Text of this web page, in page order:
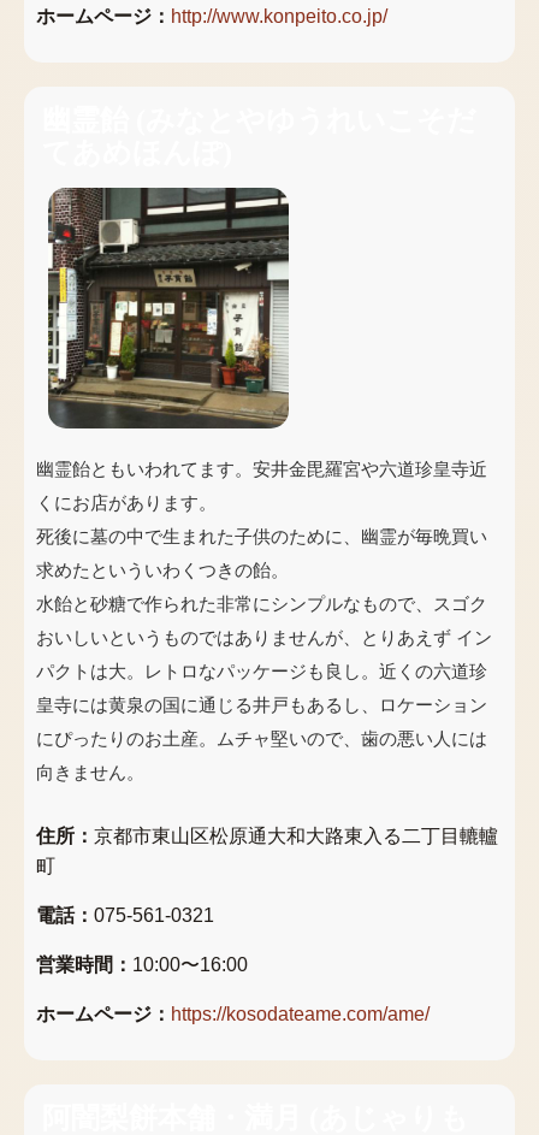
ホームページ： http://www.konpeito.co.jp/
幽霊飴ともいわれてます。安井金毘羅宮や六道珍皇寺近
くにお店があります。
死後に墓の中で生まれた子供のために、幽霊が毎晩買い
求めたといういわくつきの飴。
水飴と砂糖で作られた非常にシンプルなもので、スゴク
おいしいというものではありませんが、とりあえず イン
パクトは大。レトロなパッケージも良し。近くの六道珍
皇寺には黄泉の国に通じる井戸もあるし、ロケーション
にぴったりのお土産。ムチャ堅いので、歯の悪い人には
向きません。
住所： 京都市東山区松原通大和大路東入る二丁目轆轤
町
電話： 075-561-0321
営業時間： 10:00〜16:00
ホームページ： https://kosodateame.com/ame/